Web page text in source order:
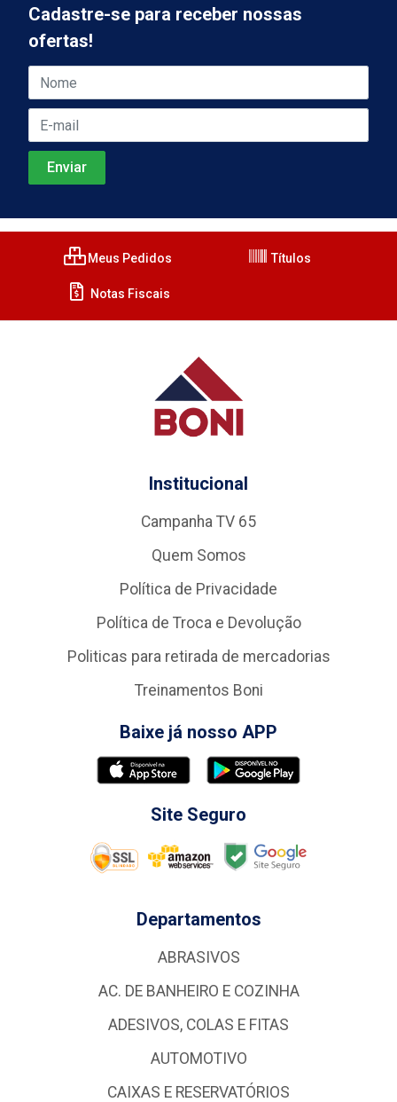
Cadastre-se para receber nossas
ofertas!
Meus Pedidos Títulos
Notas Fiscais
Institucional
Campanha TV 65
Quem Somos
Política de Privacidade
Política de Troca e Devolução
Politicas para retirada de mercadorias
Treinamentos Boni
Baixe já nosso APP
Site Seguro
Departamentos
ABRASIVOS
AC. DE BANHEIRO E COZINHA
ADESIVOS, COLAS E FITAS
AUTOMOTIVO
CAIXAS E RESERVATÓRIOS